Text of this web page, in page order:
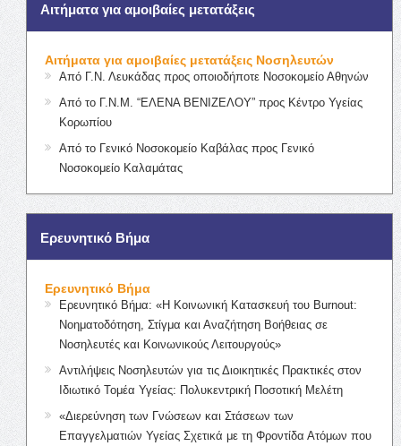
Αιτήματα για αμοιβαίες μετατάξεις
Αιτήματα για αμοιβαίες μετατάξεις Νοσηλευτών
Από Γ.Ν. Λευκάδας προς οποιοδήποτε Νοσοκομείο Αθηνών
Από το Γ.Ν.Μ. “ΕΛΕΝΑ ΒΕΝΙΖΕΛΟΥ” προς Κέντρο Υγείας
Κορωπίου
Από το Γενικό Νοσοκομείο Καβάλας προς Γενικό
Νοσοκομείο Καλαμάτας
Ερευνητικό Βήμα
Ερευνητικό Βήμα
Ερευνητικό Βήμα: «Η Κοινωνική Κατασκευή του Burnout:
Νοηματοδότηση, Στίγμα και Αναζήτηση Βοήθειας σε
Νοσηλευτές και Κοινωνικούς Λειτουργούς»
Αντιλήψεις Νοσηλευτών για τις Διοικητικές Πρακτικές στον
Ιδιωτικό Τομέα Υγείας: Πολυκεντρική Ποσοτική Μελέτη
«Διερεύνηση των Γνώσεων και Στάσεων των
Επαγγελματιών Υγείας Σχετικά με τη Φροντίδα Ατόμων που